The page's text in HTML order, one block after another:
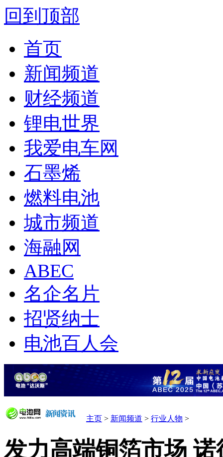
回到顶部
首页
新闻频道
财经频道
锂电世界
我爱电车网
石墨烯
燃料电池
城市频道
海融网
ABEC
名企名片
招贤纳士
电池百人会
主页 > 新闻频道 > 行业人物 >
发力高端铜箔市场